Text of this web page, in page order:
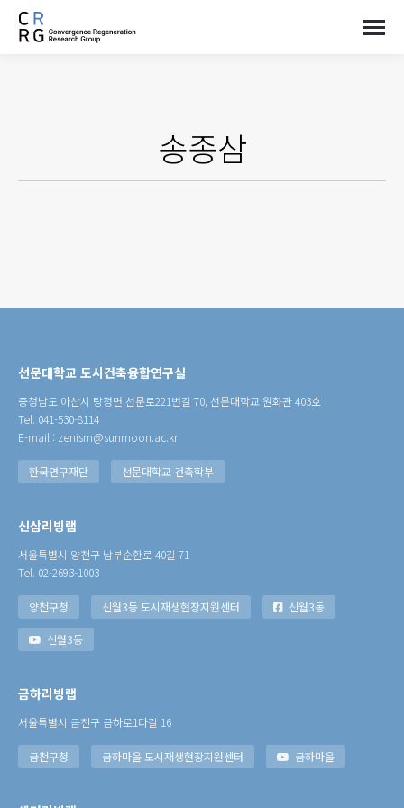
송종삼
선문대학교 도시건축융합연구실
충청남도 아산시 탕정면 선문로221번길 70, 선문대학교 원화관 403호
Tel. 041-530-8114
E-mail : zenism@sunmoon.ac.kr
한국연구재단 선문대학교 건축학부
신삼리빙랩
서울특별시 양천구 남부순환로 40길 71
Tel. 02-2693-1003
양천구청 신월3동 도시재생현장지원센터 신월3동
신월3동
금하리빙랩
서울특별시 금천구 금하로1다길 16
금천구청 금하마을 도시재생현장지원센터 금하마을